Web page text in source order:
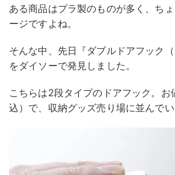
ある商品はプラ製のものが多く、ち
ージですよね。
そんな中、先日『ダブルドアフック
をダイソーで発見しました。
こちらは2段タイプのドアフック。お
込）で、収納グッズ売り場に並んでい